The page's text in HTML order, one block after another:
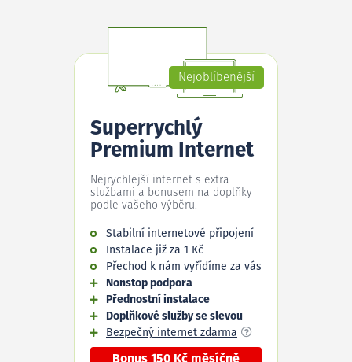
Nejoblíbenější
Superrychlý
Premium Internet
Nejrychlejší internet s extra
službami a bonusem na doplňky
podle vašeho výběru.
Stabilní internetové připojení
Instalace již za 1 Kč
Přechod k nám vyřídíme za vás
Nonstop podpora
Přednostní instalace
Doplňkové služby se slevou
Bezpečný internet zdarma
Bonus 150 Kč měsíčně